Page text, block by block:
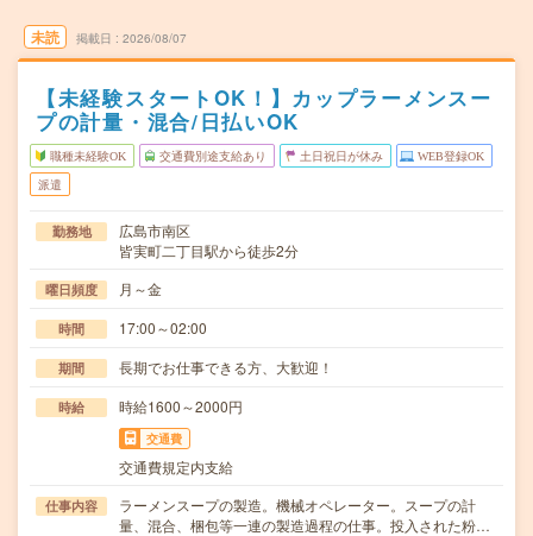
未読 掲載日 2026/08/07
【未経験スタートOK！】カップラーメンスー
プの計量・混合/日払いOK
職種未経験OK 交通費別途支給あり 土日祝日が休み WEB登録OK
派遣
勤務地
広島市南区
皆実町二丁目駅から徒歩2分
曜日頻度 月～金
時間 17:00～02:00
期間 長期でお仕事できる方、大歓迎！
時給 時給1600～2000円
交通費
交通費規定内支給
仕事内容
ラーメンスープの製造。機械オペレーター。スープの計
量、混合、梱包等一連の製造過程の仕事。投入された粉…